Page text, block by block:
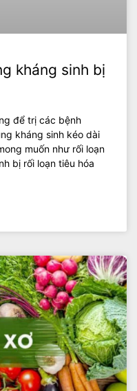
kháng sinh bị
để trị các bệnh
kháng sinh kéo dài
muốn như rối loạn
bị rối loạn tiêu hóa